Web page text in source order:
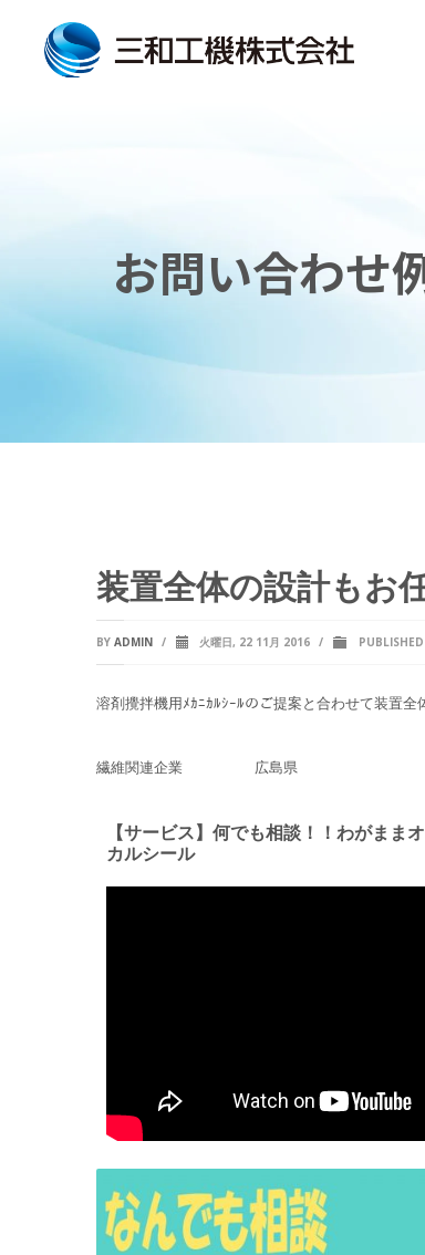
お問い合わせ
装置全体の設計もお
BY ADMIN / 火曜日, 22 11月 2016 /
溶剤攪拌機用ﾒｶﾆｶﾙｼｰﾙのご提案と合わせて装置全
繊維関連企業 広島県
【サービス】何でも相談！！わがまま
カルシール